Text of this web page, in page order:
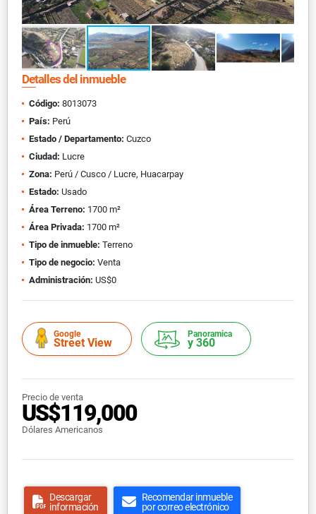
Detalles del inmueble
Código: 8013073
País: Perú
Estado / Departamento: Cuzco
Ciudad: Lucre
Zona: Perú / Cusco / Lucre, Huacarpay
Estado: Usado
Área Terreno: 1700 m²
Área Privada: 1700 m²
Tipo de inmueble: Terreno
Tipo de negocio: Venta
Administración: US$0
Google
Street View
Panoramica
y 360
Precio de venta
US$119,000
Dólares Americanos
Descargar
información
Recomendar inmueble
por correo electrónico